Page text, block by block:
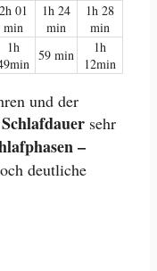
2h 01
min
1h 24
min
1h 28
min
1h
59 min
1h
12min
und der
Schlafdauer sehr
–
deutliche